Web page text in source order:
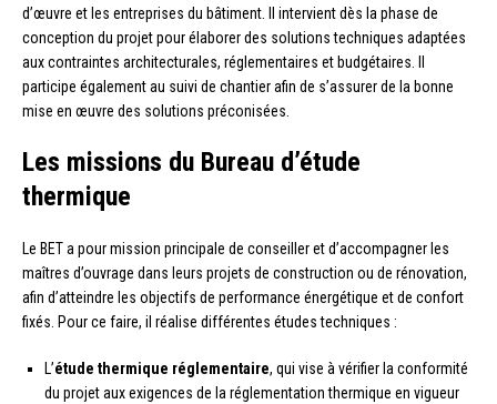
d’œuvre et les entreprises du bâtiment. Il intervient dès la phase de
conception du projet pour élaborer des solutions techniques adaptées
aux contraintes architecturales, réglementaires et budgétaires. Il
participe également au suivi de chantier afin de s’assurer de la bonne
mise en œuvre des solutions préconisées.
Les missions du Bureau d’étude
thermique
Le BET a pour mission principale de conseiller et d’accompagner les
maîtres d’ouvrage dans leurs projets de construction ou de rénovation,
afin d’atteindre les objectifs de performance énergétique et de confort
fixés. Pour ce faire, il réalise différentes études techniques :
L’étude thermique réglementaire, qui vise à vérifier la conformité
du projet aux exigences de la réglementation thermique en vigueur